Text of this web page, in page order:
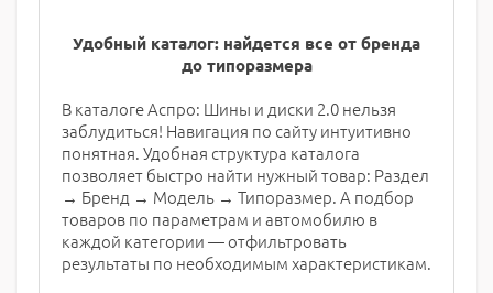
Удобный каталог: найдется все от бренда
до типоразмера
В каталоге Аспро: Шины и диски 2.0 нельзя
заблудиться! Навигация по сайту интуитивно
понятная. Удобная структура каталога
позволяет быстро найти нужный товар: Раздел
→ Бренд → Модель → Типоразмер. А подбор
товаров по параметрам и автомобилю в
каждой категории — отфильтровать
результаты по необходимым характеристикам.